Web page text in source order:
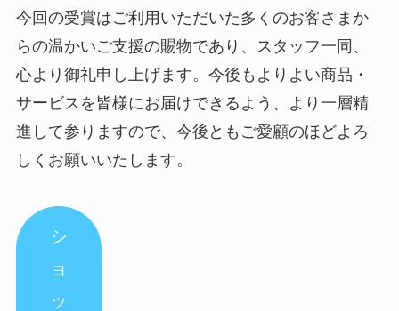
今回の受賞はご利用いただいた多くのお客さまか
らの温かいご支援の賜物であり、スタッフ一同、
心より御礼申し上げます。今後もよりよい商品・
サービスを皆様にお届けできるよう、より一層精
進して参りますので、今後ともご愛顧のほどよろ
しくお願いいたします。
シ
ョ
ッ